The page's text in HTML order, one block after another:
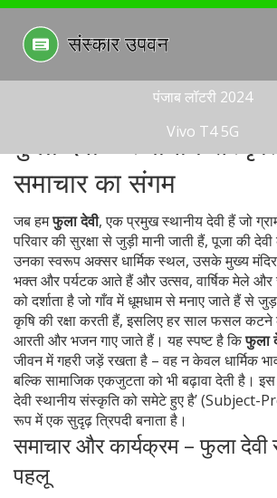
पंजाब लॉटरी 2024
Vivo T4 5G
फुला देवी – स्थानीय
समाचार का संगम
जब हमफुला देवी,एक प्रमुख स्थानीय देवी हैं जो
परिवार की सुरक्षा से जुड़ी मानी जाती हैं,पूजा की देवी
उनका स्वरूप अक्सरधार्मिक स्थल,उसके मुख्य मंदिर
भक्त और पर्यटक आते हैंऔरउत्सव,वार्षिक मेले
को दर्शाता है जो गाँव में धूमधाम से मनाए जाते हैंसे
कृषि की रक्षा करती हैं, इसलिए हर साल फसल
आरती और भजन गाए जाते हैं। यह स्पष्ट है किफुला
जीवन में गहरी जड़ें रखता है – वह न केवल धार्मिक
बल्कि सामाजिक एकजुटता को भी बढ़ावा देती है।
देवी स्थानीय संस्कृति को समेटे हुए है’
रूप में एक सुदृढ़ त्रिपदी बनाता है।
समाचार और कार्यक्रम – फुला
पहलू